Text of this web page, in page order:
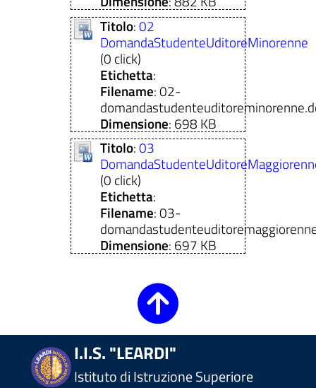
Titolo:02
DomandaStudenteUditoreMinorenne
(0 click)
Etichetta:
Filename: 02-
Dimensione: 698 KB
Titolo:03
(0 click)
Etichetta:
Filename: 03-
Dimensione: 697 KB
I.I.S. "LEARDI"
Istituto di Istruzione Superiore